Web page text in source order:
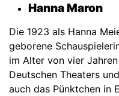
Hanna Maron
Die 1923 als Hanna
geborene
im Alter von vier
Deutschen Theaters
auch das Pünktchen in